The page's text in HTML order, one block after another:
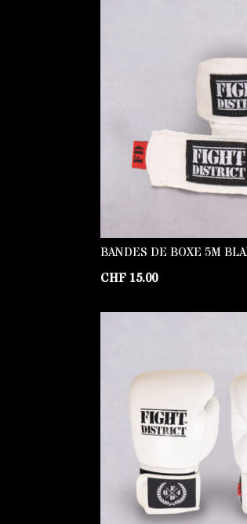
BANDES DE BOXE 5M
CHF 15.00